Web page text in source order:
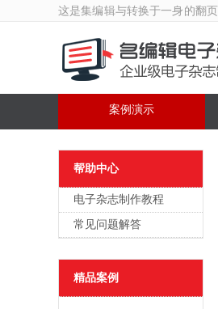
这是集编辑与转换于一身的翻页
案例演示
帮助中心
电子杂志制作教程
常见问题解答
精品案例